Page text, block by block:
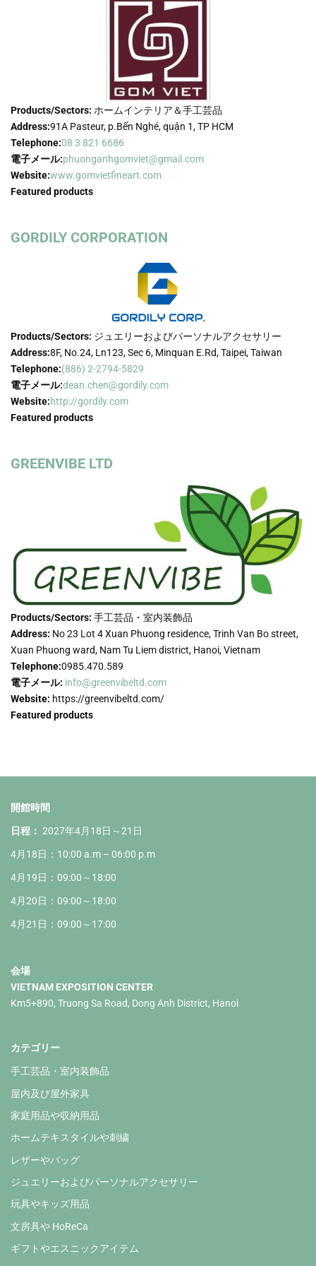
Products/Sectors: ホームインテリア＆手工芸品
Address:91A Pasteur, p.Bến Nghé, quận 1, TP HCM
Telephone:08 3 821 6686
電子メール:phuonganhgomviet@gmail.com
Website:www.gomvietfineart.com
Featured products
GORDILY CORPORATION
Products/Sectors: ジュエリーおよびパーソナルアクセサリー
Address:8F, No.24, Ln123, Sec 6, Minquan E.Rd, Taipei, Taiwan
Telephone:(886) 2-2794-5829
電子メール:dean.chen@gordily.com
Website:http://gordily.com
Featured products
GREENVIBE LTD
Products/Sectors: 手工芸品・室内装飾品
Address: No 23 Lot 4 Xuan Phuong residence, Trinh Van Bo street,
Xuan Phuong ward, Nam Tu Liem district, Hanoi, Vietnam
Telephone:0985.470.589
電子メール: info@greenvibeltd.com
Website: https://greenvibeltd.com/
Featured products
開館時間
日程： 2027年4月18日～21日
4月18日：10:00 a.m – 06:00 p.m
4月19日：09:00～18:00
4月20日：09:00～18:00
4月21日：09:00～17:00
会場
VIETNAM EXPOSITION CENTER
Km5+890, Truong Sa Road, Dong Anh District, Hanoi
カテゴリー
手工芸品・室内装飾品
屋内及び屋外家具
家庭用品や収納用品
ホームテキスタイルや刺繍
レザーやバッグ
ジュエリーおよびパーソナルアクセサリー
玩具やキッズ用品
文房具や HoReCa
ギフトやエスニックアイテム